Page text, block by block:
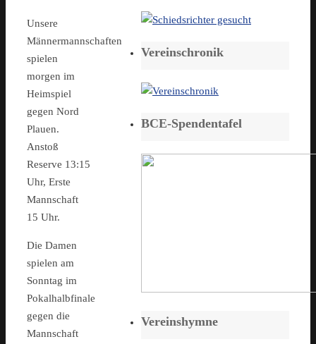
Unsere
Männermannschaften
spielen
morgen im
Heimspiel
gegen Nord
Plauen.
Anstoß
Reserve 13:15
Uhr, Erste
Mannschaft
15 Uhr.
Die Damen
spielen am
Sonntag im
Pokalhalbfinale
gegen die
Mannschaft
Vereinschronik
BCE-Spendentafel
Vereinshymne